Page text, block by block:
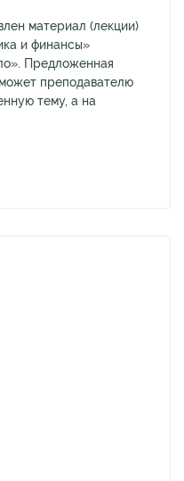
материал (лекции)
и финансы»
Предложенная
преподавателю
тему, а на